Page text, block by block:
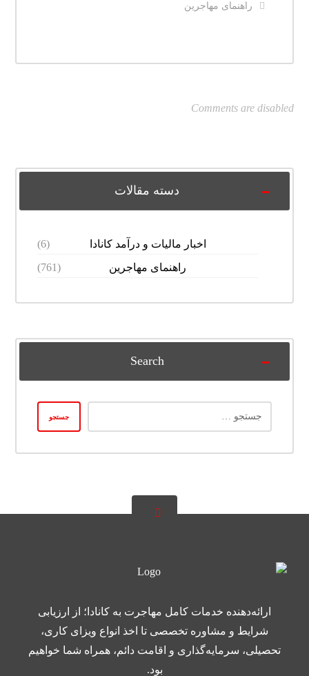
راهنمای مهاجرین
Comments are disabled
دسته مقالات
اخبار مالیات و درآمد کانادا
(6)
راهنمای مهاجرین
(761)
Search
ارائه‌دهنده خدمات کامل مهاجرت به کانادا؛ از ارزیابی
شرایط و مشاوره تخصصی تا اخذ انواع ویزای کاری،
تحصیلی، سرمایه‌گذاری و اقامت دائم، همراه شما خواهیم
بود.